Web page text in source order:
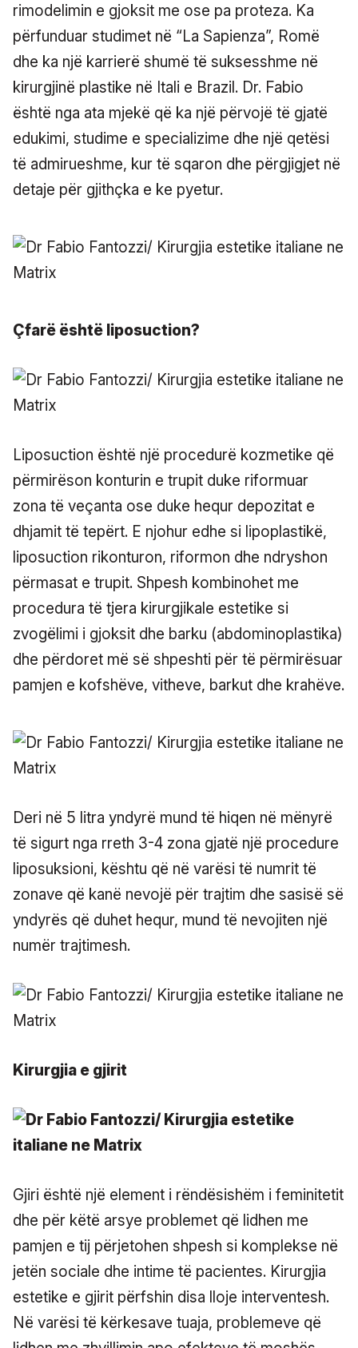
rimodelimin e gjoksit me ose pa proteza. Ka
përfunduar studimet në “La Sapienza”, Romë
dhe ka një karrierë shumë të suksesshme në
kirurgjinë plastike në Itali e Brazil. Dr. Fabio
është nga ata mjekë që ka një përvojë të gjatë
edukimi, studime e specializime dhe një qetësi
të admirueshme, kur të sqaron dhe përgjigjet në
detaje për gjithçka e ke pyetur.
Çfarë është liposuction?
Liposuction është një procedurë kozmetike që
përmirëson konturin e trupit duke riformuar
zona të veçanta ose duke hequr depozitat e
dhjamit të tepërt. E njohur edhe si lipoplastikë,
liposuction rikonturon, riformon dhe ndryshon
përmasat e trupit. Shpesh kombinohet me
procedura të tjera kirurgjikale estetike si
zvogëlimi i gjoksit dhe barku (abdominoplastika)
dhe përdoret më së shpeshti për të përmirësuar
pamjen e kofshëve, vitheve, barkut dhe krahëve.
Deri në 5 litra yndyrë mund të hiqen në mënyrë
të sigurt nga rreth 3-4 zona gjatë një procedure
liposuksioni, kështu që në varësi të numrit të
zonave që kanë nevojë për trajtim dhe sasisë së
yndyrës që duhet hequr, mund të nevojiten një
numër trajtimesh.
Kirurgjia e gjirit
Gjiri është një element i rëndësishëm i feminitetit
dhe për këtë arsye problemet që lidhen me
pamjen e tij përjetohen shpesh si komplekse në
jetën sociale dhe intime të pacientes. Kirurgjia
estetike e gjirit përfshin disa lloje interventesh.
Në varësi të kërkesave tuaja, problemeve që